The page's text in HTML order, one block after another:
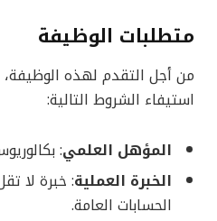
متطلبات الوظيفة
من أجل التقدم لهذه
استيفاء الشروط التالية:
المؤهل العلمي:
الخبرة العملية
الحسابات العامة.